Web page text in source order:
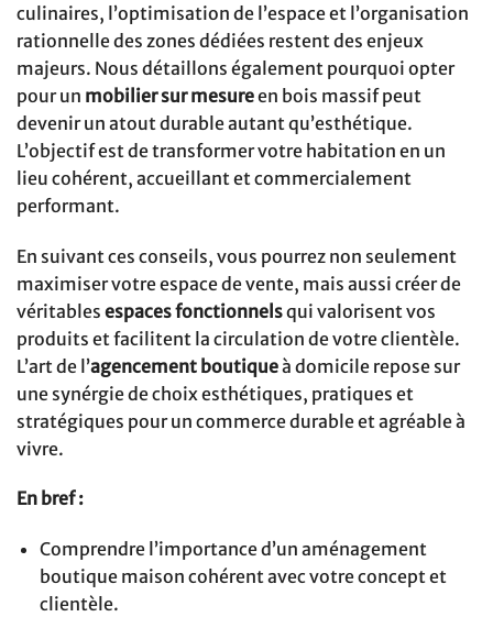
culinaires, l’optimisation de l’espace et l’organisation
rationnelle des zones dédiées restent des enjeux
majeurs. Nous détaillons également pourquoi opter
pour un mobilier sur mesureen bois massif peut
devenir un atout durable autant qu’esthétique.
L’objectif est de transformer votre habitation en un
lieu cohérent, accueillant et commercialement
performant.
En suivant ces conseils, vous pourrez non seulement
maximiser votre espace de vente, mais aussi créer de
véritables espaces fonctionnelsqui valorisent vos
produits et facilitent la circulation de votre clientèle.
L’art de l’agencement boutiqueà domicile repose sur
une synérgie de choix esthétiques, pratiques et
stratégiques pour un commerce durable et agréable à
vivre.
En bref :
Comprendre l’importance d’un aménagement
boutique maison cohérent avec votre concept et
clientèle.